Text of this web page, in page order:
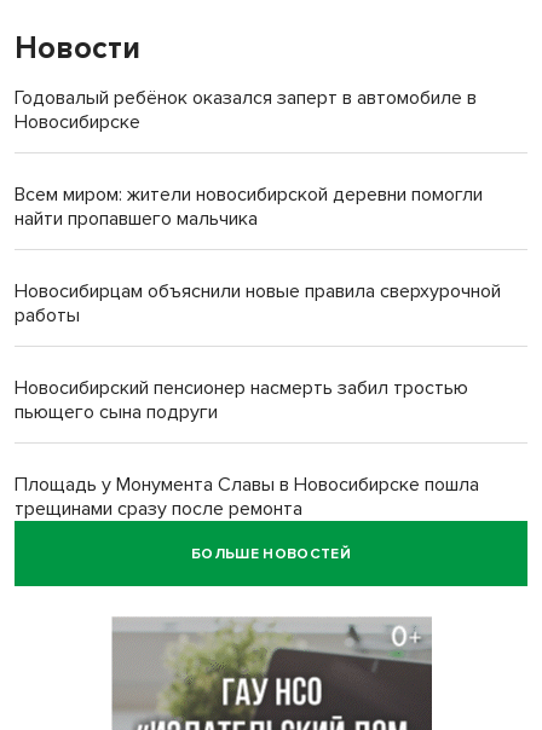
Новости
Годовалый ребёнок оказался заперт в автомобиле в
Новосибирске
Всем миром: жители новосибирской деревни помогли
найти пропавшего мальчика
Новосибирцам объяснили новые правила сверхурочной
работы
Новосибирский пенсионер насмерть забил тростью
пьющего сына подруги
Площадь у Монумента Славы в Новосибирске пошла
трещинами сразу после ремонта
БОЛЬШЕ НОВОСТЕЙ